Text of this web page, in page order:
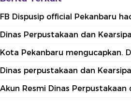
FB Dispusip official Pekanbaru
Dinas Perpustakaan dan
Kota Pekanbaru mengucapkan.
Dinas perpustakaan dan
Akun Resmi Dinas